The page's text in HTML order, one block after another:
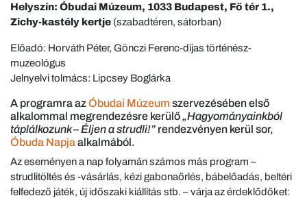
Helyszín: Óbudai Múzeum, 1033 Budapest, Fő tér 1.,
Zichy-kastély kertje (szabadtéren, sátorban)
Előadó: Horváth Péter, Gönczi Ferenc-díjas történész-
muzeológus
Jelnyelvi tolmács: Lipcsey Boglárka
A programra azÓbudai Múzeum szervezésében első
alkalommal megrendezésre kerülő„Hagyományainkból
táplálkozunk – Éljen a strudli!” rendezvényen kerül sor,
Óbuda Napjaalkalmából.
Az eseményen a nap folyamán számos más program –
strudlitöltés és -vásárlás, kézi gabonaőrlés, bábelőadás, beltéri
felfedező játék, új időszaki kiállítás stb. – várja az érdeklődőket: